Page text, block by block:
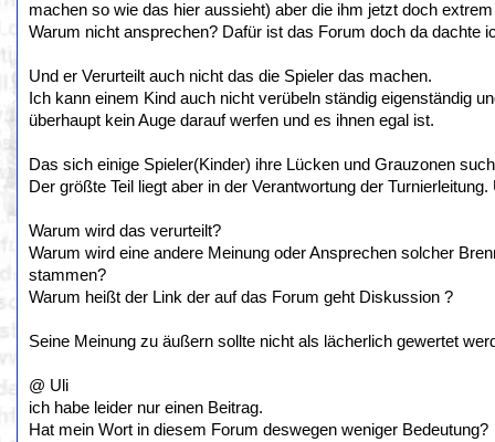
machen so wie das hier aussieht) aber die ihm jetzt doch
Warum nicht ansprechen? Dafür ist das Forum doch da dachte
Und er Verurteilt auch nicht das die Spieler das machen.
Ich kann einem Kind auch nicht verübeln ständig eigenständig
überhaupt kein Auge darauf werfen und es ihnen egal ist.
Das sich einige Spieler(Kinder) ihre Lücken und Grauzonen
Der größte Teil liegt aber in der Verantwortung der
Warum wird das verurteilt?
Warum wird eine andere Meinung oder Ansprechen solcher
stammen?
Warum heißt der Link der auf das Forum geht Diskussion ?
Seine Meinung zu äußern sollte nicht als lächerlich gewertet
@ Uli
ich habe leider nur einen Beitrag.
Hat mein Wort in diesem Forum deswegen weniger Bedeutung?